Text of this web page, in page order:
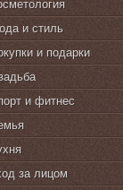
и стиль
и подарки
и фитнес
за лицом